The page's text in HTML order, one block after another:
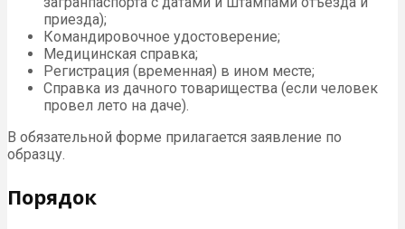
приезда);
Командировочное удостоверение;
Медицинская справка;
Регистрация (временная) в ином месте;
Справка из дачного товарищества (если человек
провел лето на даче).
В обязательной форме прилагается заявление по
образцу.
Порядок